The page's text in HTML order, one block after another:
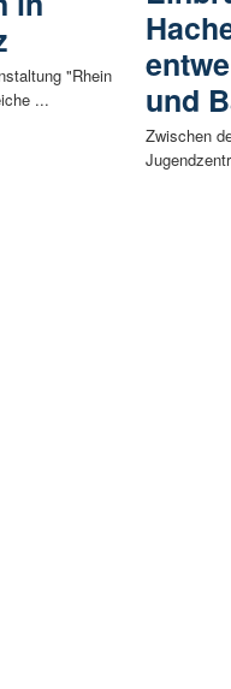
"Rhein
...
und
Zwischen